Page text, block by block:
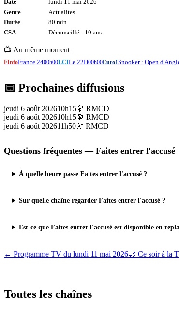
Date
lundi 11 mai 2026
Genre
Actualites
Durée
80 min
CSA
Déconseillé --10 ans
📺 Au même moment
FInfoFrance 2400h00LCILe 22H00h00Euro1Snooker : Open
📅 Prochaines diffusions
jeudi 6 août 202610h15🔭 RMCD
jeudi 6 août 202610h15🔭 RMCD
jeudi 6 août 202611h50🔭 RMCD
Questions fréquentes — Faites entrer l'accusé
À quelle heure passe Faites entrer l'accusé ?
Sur quelle chaîne regarder Faites entrer l'accusé ?
Est-ce que Faites entrer l'accusé est disponible en
← Programme TV du lundi 11 mai 2026🌙 Ce soir à la
Toutes les chaînes